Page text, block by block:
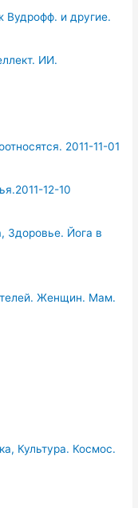
и другие.
ИИ.
2011-11-01
12-10
Здоровье. Йога в
Женщин. Мам.
Культура. Космос.